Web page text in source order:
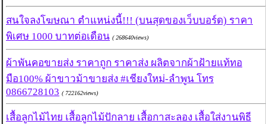
สนใจลงโฆษณา ตำแหน่งนี้!!! (บนสุดของเว็บบอร์ด) ราคา
พิเศษ 1000 บาทต่อเดือน ( 268640views)
ผ้าพันคอขายส่ง ราคาถูก ราคาส่ง ผลิตจากผ้าฝ้ายแท้ทอ
มือ100% ผ้าขาวม้าขายส่ง #เชียงใหม่-ลำพูน โทร
0866728103 ( 722162views)
เสื้อลูกไม้ไทย เสื้อลูกไม้ปักลาย เสื้อกาสะลอง เสื้อใส่งานพิธี